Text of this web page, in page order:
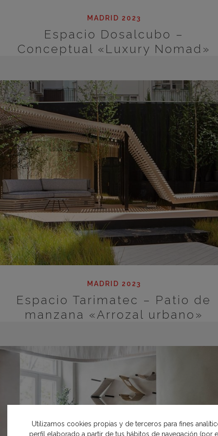
MADRID 2023
Espacio Dosalcubo –
Conceptual «Luxury Nomad»
MADRID 2023
Espacio Tarimatec – Patio de
manzana «Arrozal urbano»
Utilizamos cookies propias y de terceros para fines
perfil elaborado a partir de tus hábitos de navegación (por